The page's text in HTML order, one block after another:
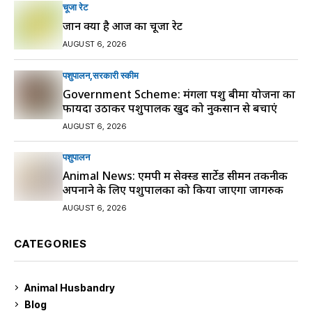
चूजा रेट
जानें क्या है आज का चूजा रेट
AUGUST 6, 2026
पशुपालन सरकारी स्की‍म
Government Scheme: मंगला पशु बीमा योजना का
फायदा उठाकर पशुपालक खुद को नुकसान से बचाएं
AUGUST 6, 2026
पशुपालन
Animal News: एमपी में सेक्स्ड सार्टेड सीमन तकनीक
अपनाने के लिए पशुपालकों को किया जाएगा जागरुक
AUGUST 6, 2026
CATEGORIES
Animal Husbandry
Blog